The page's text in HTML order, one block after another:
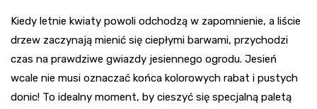
Kiedy letnie kwiaty powoli odchodzą w zapomnienie, a liście
drzew zaczynają mienić się ciepłymi barwami, przychodzi
czas na prawdziwe gwiazdy jesiennego ogrodu. Jesień
wcale nie musi oznaczać końca kolorowych rabat i pustych
donic! To idealny moment, by cieszyć się specjalną paletą